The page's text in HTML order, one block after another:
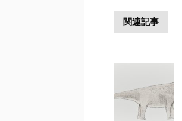
関連記事